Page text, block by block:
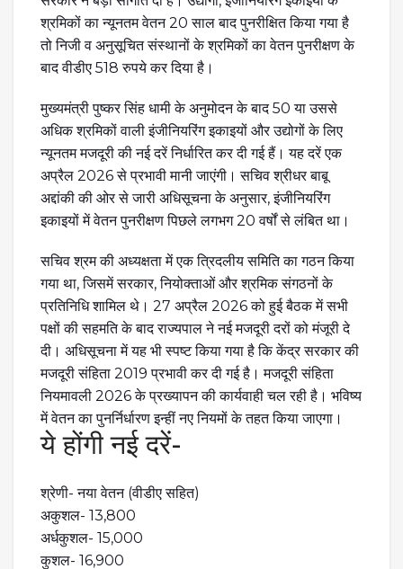
श्रमिकों का न्यूनतम वेतन 20 साल बाद पुनरीक्षित किया गया है
तो निजी व अनुसूचित संस्थानों के श्रमिकों का वेतन पुनरीक्षण के
बाद वीडीए 518 रुपये कर दिया है।
मुख्यमंत्री पुष्कर सिंह धामी के अनुमोदन के बाद 50 या उससे
अधिक श्रमिकों वाली इंजीनियरिंग इकाइयों और उद्योगों के लिए
न्यूनतम मजदूरी की नई दरें निर्धारित कर दी गई हैं। यह दरें एक
अप्रैल 2026 से प्रभावी मानी जाएंगी। सचिव श्रीधर बाबू
अद्दांकी की ओर से जारी अधिसूचना के अनुसार, इंजीनियरिंग
इकाइयों में वेतन पुनरीक्षण पिछले लगभग 20 वर्षों से लंबित था।
सचिव श्रम की अध्यक्षता में एक त्रिदलीय समिति का गठन किया
गया था, जिसमें सरकार, नियोक्ताओं और श्रमिक संगठनों के
प्रतिनिधि शामिल थे। 27 अप्रैल 2026 को हुई बैठक में सभी
पक्षों की सहमति के बाद राज्यपाल ने नई मजदूरी दरों को मंजूरी दे
दी। अधिसूचना में यह भी स्पष्ट किया गया है कि केंद्र सरकार की
मजदूरी संहिता 2019 प्रभावी कर दी गई है। मजदूरी संहिता
नियमावली 2026 के प्रख्यापन की कार्यवाही चल रही है। भविष्य
में वेतन का पुनर्निर्धारण इन्हीं नए नियमों के तहत किया जाएगा।
ये होंगी नई दरें-
श्रेणी- नया वेतन (वीडीए सहित)
अकुशल- 13,800
अर्धकुशल- 15,000
कुशल- 16,900